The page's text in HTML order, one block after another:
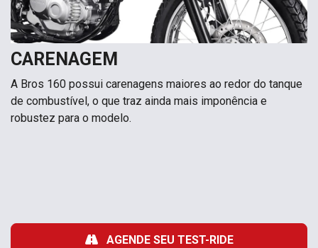
CARENAGEM
A Bros 160 possui carenagens maiores ao redor do tanque
de combustível, o que traz ainda mais imponência e
robustez para o modelo.
AGENDE SEU TEST-RIDE